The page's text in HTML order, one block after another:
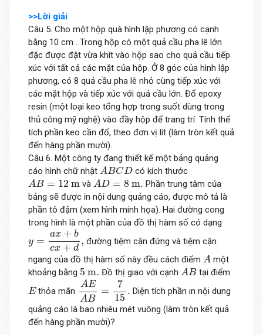
>>Lời giải
Câu 5. Cho một hộp quà hình lập phương có cạnh
bằng 10 cm . Trong hộp có một quả cầu pha lê lớn
đặc được đặt vừa khít vào hộp sao cho quả cầu tiếp
xúc với tất cả các mặt của hộp. Ở 8 góc của hình lập
phương, có 8 quả cầu pha lê nhỏ cùng tiếp xúc với
các mặt hộp và tiếp xúc với quả cầu lớn. Đổ epoxy
resin (một loại keo tổng hợp trong suốt dùng trong
thủ công mỹ nghệ) vào đầy hộp để trang trí. Tính thể
tích phần keo cần đổ, theo đơn vị lít (làm tròn kết quả
đến hàng phần mười).
Câu 6. Một công ty đang thiết kế một bảng quảng
cáo hình chữ nhật ABCD
A BCD có kích thước
AB = 12 m
A B= m và AD = 8 m.
AD= m.
Phần trung tâm của
bảng sẽ được in nội dung quảng cáo, được mô tả là
phần tô đậm (xem hình minh họa). Hai đường cong
trong hình là một phần của đồ thị hàm số có dạng
y =
ax + b
cx + d
,
y=ax +bcx+d,
đường tiệm cận đứng và tiệm cận
ngang của đồ thị hàm số này đều cách điểm A
A một
khoảng bằng 5 m.
5 m Đồ thị giao với cạnh AB
A B tại điểm
E
Ethỏa mãn
AE
AB
=
7
15
.
AEAB= 7 15 .
Diện tích phần in nội dung
quảng cáo là bao nhiêu mét vuông (làm tròn kết quả
đến hàng phần mười)?